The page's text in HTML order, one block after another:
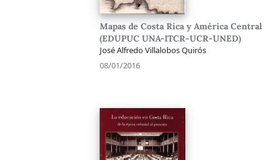
Mapas de Costa Rica y América Central
(EDUPUC UNA-ITCR-UCR-UNED)
José Alfredo Villalobos Quirós
08/01/2016